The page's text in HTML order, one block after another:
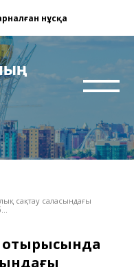
нұсқа
сақтау саласындағы
отырысында